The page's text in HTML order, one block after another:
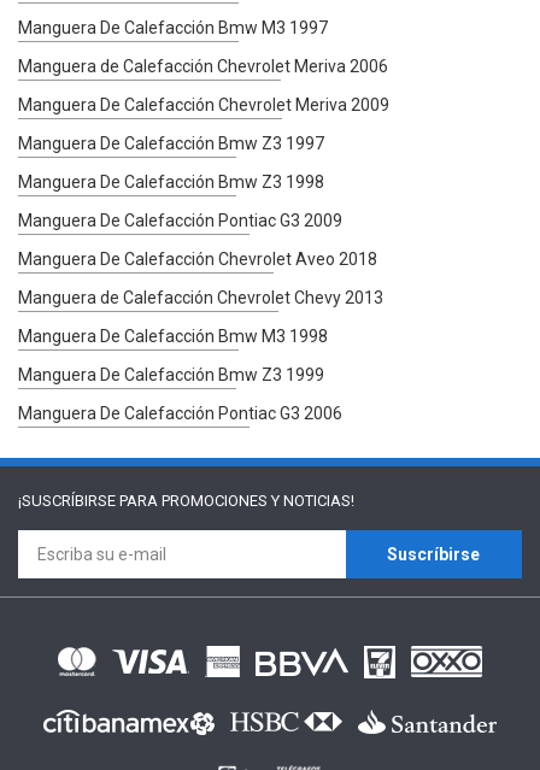
Manguera De Calefacción Bmw M3 1997
Manguera de Calefacción Chevrolet Meriva 2006
Manguera De Calefacción Chevrolet Meriva 2009
Manguera De Calefacción Bmw Z3 1997
Manguera De Calefacción Bmw Z3 1998
Manguera De Calefacción Pontiac G3 2009
Manguera De Calefacción Chevrolet Aveo 2018
Manguera de Calefacción Chevrolet Chevy 2013
Manguera De Calefacción Bmw M3 1998
Manguera De Calefacción Bmw Z3 1999
Manguera De Calefacción Pontiac G3 2006
¡SUSCRÍBIRSE PARA PROMOCIONES Y NOTICIAS!
Suscríbirse